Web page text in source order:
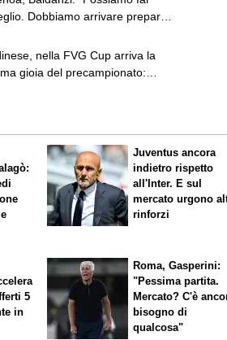
Dobbiamo arrivare preparati
nella FVG Cup arriva la
gioia del precampionato:
Juventus ancora
indietro rispetto
all'Inter. E sul
mercato urgono
rinforzi
5
in
Roma, Gasperini:
"Pessima partita.
Mercato? C'è
bisogno di
qualcosa"